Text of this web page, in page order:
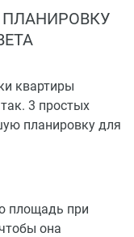
всем
покрытием,
квартиры
3 простых
планировку для
площадь при
она